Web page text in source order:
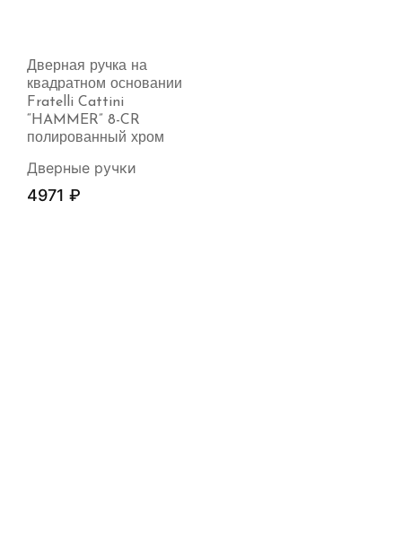
Дверная ручка на
квадратном основании
Fratelli Cattini
“HAMMER” 8-CR
полированный хром
Дверные ручки
4971 ₽